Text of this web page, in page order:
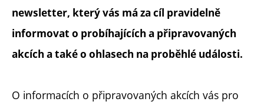
newsletter, který vás má za cíl pravidelně
informovat o probíhajících a připravovaných
akcích a také o ohlasech na proběhlé události.
O informacích o připravovaných akcích vás pro